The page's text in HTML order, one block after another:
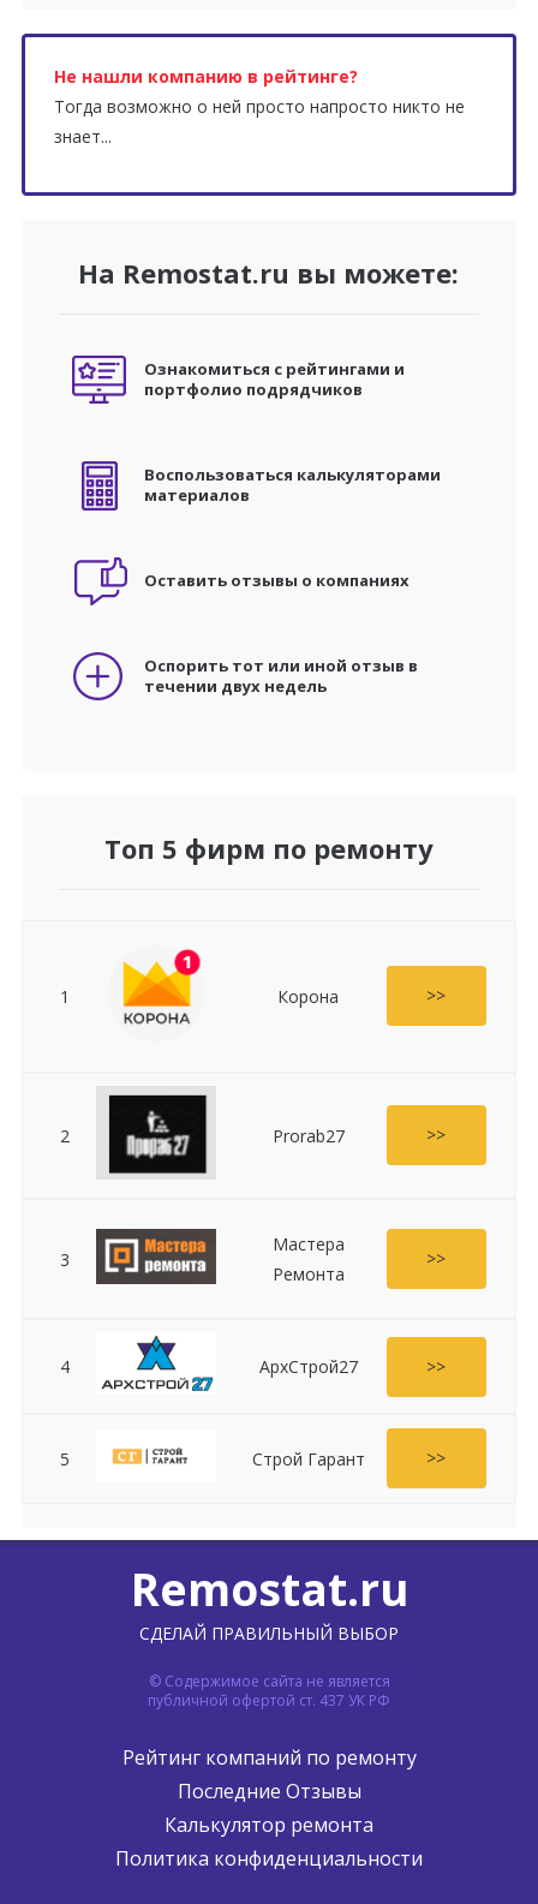
Не нашли компанию в рейтинге?
Тогда возможно о ней просто напросто никто не
знает...
На Remostat.ru вы можете:
Ознакомиться с рейтингами и
портфолио подрядчиков
Воспользоваться калькуляторами
материалов
Оставить отзывы о компаниях
Оспорить тот или иной отзыв в
течении двух недель
Топ 5 фирм по ремонту
1 Корона >>
2 Prorab27 >>
3
Мастера
Ремонта
>>
4 АрхСтрой27 >>
5 Строй Гарант >>
Remostat.ru
СДЕЛАЙ ПРАВИЛЬНЫЙ ВЫБОР
© Содержимое сайта не является
публичной офертой ст. 437 УК РФ
Рейтинг компаний по ремонту
Последние Отзывы
Калькулятор ремонта
Политика конфиденциальности